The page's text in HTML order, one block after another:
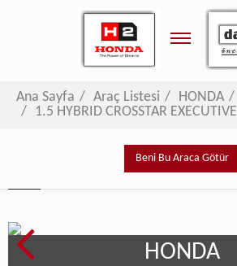
Toggle
navigation
Ana Sayfa Araç Listesi HONDA
1.5 HYBRID CROSSTAR EXECUTIVE
Beni Bu Araca Götür
HONDA